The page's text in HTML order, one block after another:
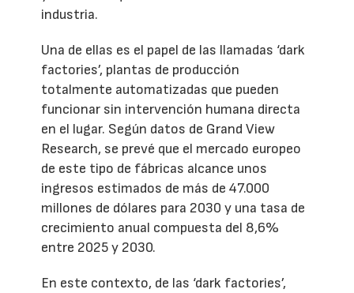
industria.
Una de ellas es el papel de las llamadas ‘dark
factories’, plantas de producción
totalmente automatizadas que pueden
funcionar sin intervención humana directa
en el lugar. Según datos de Grand View
Research, se prevé que el mercado europeo
de este tipo de fábricas alcance unos
ingresos estimados de más de 47.000
millones de dólares para 2030 y una tasa de
crecimiento anual compuesta del 8,6%
entre 2025 y 2030.
En este contexto, de las ‘dark factories’,